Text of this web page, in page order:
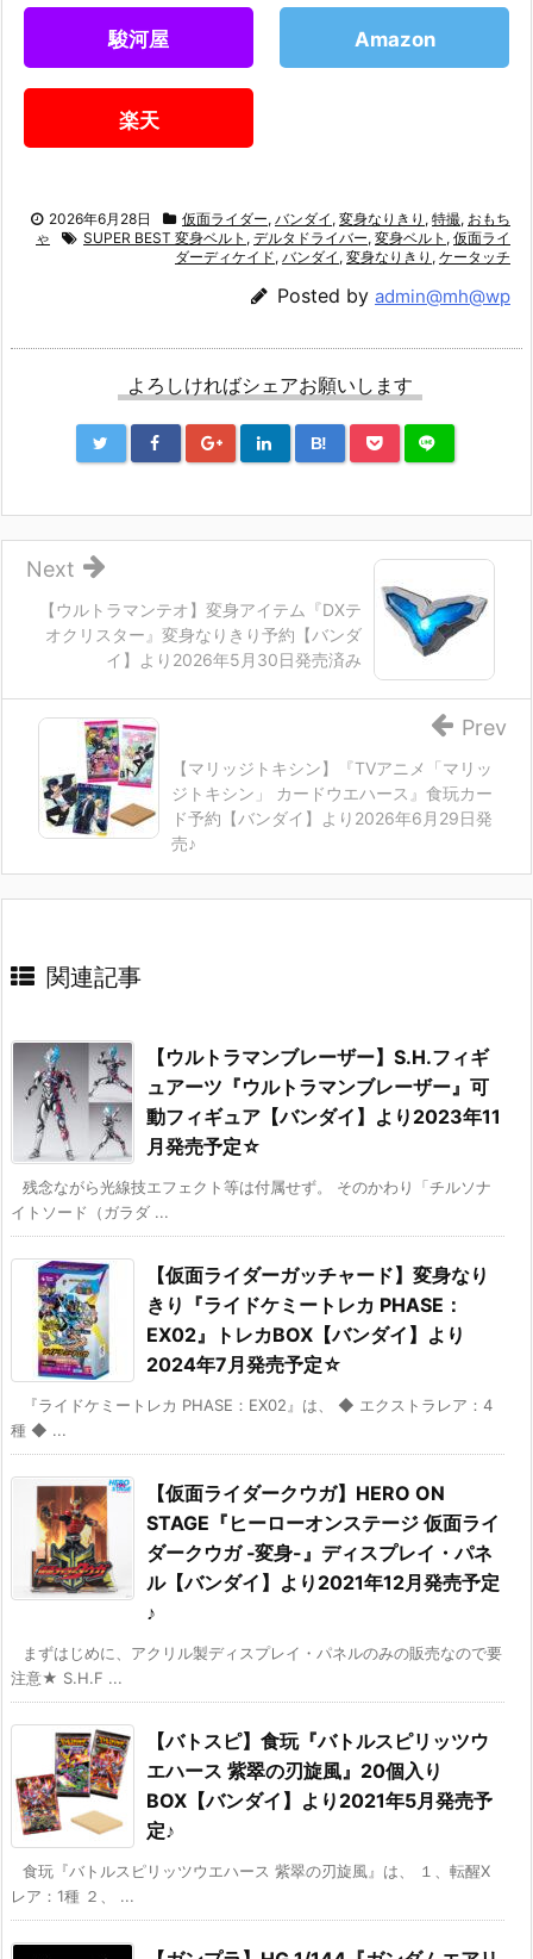
駿河屋 Amazon
楽天
2026年6月28日 仮面ライダー, バンダイ , 変身なりきり , 特撮, おもち
ゃ
SUPER BEST 変身ベルト , デルタドライバー, 変身ベルト , 仮面ライ
ダーディケイド, バンダイ , 変身なりきり , ケータッチ
Posted by admin@mh@wp
よろしければシェアお願いします
B!
【ウルトラマンテオ】変身アイテム『DXテ
オクリスター』変身なりきり予約【バンダ
イ】より2026年5月30日発売済み
Next
【マリッジトキシン】『TVアニメ「マリッ
ジトキシン」 カードウエハース』食玩カー
ド予約【バンダイ】より2026年6月29日発
売♪
Prev
関連記事
【ウルトラマンブレーザー】S.H.フィギ
ュアーツ『ウルトラマンブレーザー』可
動フィギュア【バンダイ】より2023年11
月発売予定☆
残念ながら光線技エフェクト等は付属せず。 そのかわり「チルソナ
イトソード（ガラダ ...
【仮面ライダーガッチャード】変身なり
きり『ライドケミートレカ PHASE：
EX02』トレカBOX【バンダイ】より
2024年7月発売予定☆
『ライドケミートレカ PHASE：EX02』は、 ◆ エクストラレア：4
種 ◆ ...
【仮面ライダークウガ】HERO ON
STAGE『ヒーローオンステージ 仮面ライ
ダークウガ ‐変身-』ディスプレイ・パネ
ル【バンダイ】より2021年12月発売予定
♪
まずはじめに、アクリル製ディスプレイ・パネルのみの販売なので要
注意★ S.H.F ...
【バトスピ】食玩『バトルスピリッツウ
エハース 紫翠の刃旋風』20個入り
BOX【バンダイ】より2021年5月発売予
定♪
食玩『バトルスピリッツウエハース 紫翠の刃旋風』は、 １、転醒X
レア：1種 ２、 ...